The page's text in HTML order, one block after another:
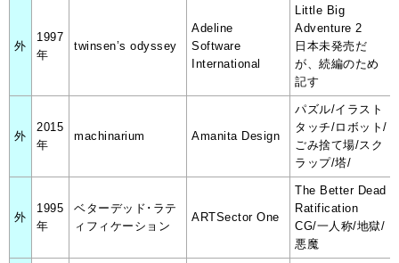
外
1997
年
twinsen’s odyssey
Adeline
Software
International
Little Big
Adventure 2
日本未発売だ
が、続編のため
記す
外
2015
年
machinarium Amanita Design
パズル/イラスト
タッチ/ロボット/
ごみ捨て場/スク
ラップ/塔/
外
1995
年
ベターデッド･ラテ
ィフィケーション
ARTSector One
The Better Dead
Ratification
CG/一人称/地獄/
悪魔